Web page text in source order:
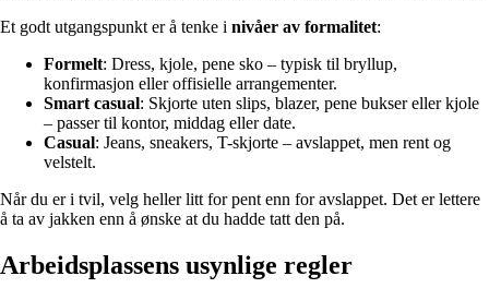
Et godt utgangspunkt er å tenke i nivåer av formalitet:
Formelt: Dress, kjole, pene sko – typisk til bryllup,
konfirmasjon eller offisielle arrangementer.
Smart casual: Skjorte uten slips, blazer, pene bukser eller kjole
– passer til kontor, middag eller date.
Casual: Jeans, sneakers, T-skjorte – avslappet, men rent og
velstelt.
Når du er i tvil, velg heller litt for pent enn for avslappet. Det er lettere
å ta av jakken enn å ønske at du hadde tatt den på.
Arbeidsplassens usynlige regler